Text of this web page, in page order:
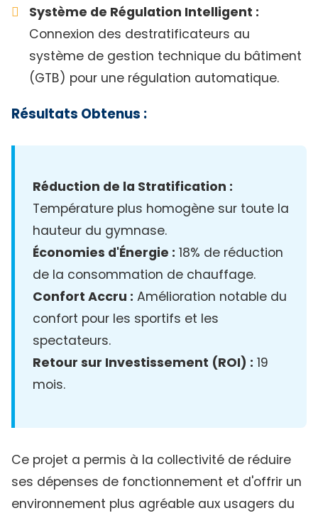
Système de Régulation Intelligent :
Connexion des destratificateurs au
système de gestion technique du bâtiment
(GTB) pour une régulation automatique.
Résultats Obtenus :
Réduction de la Stratification :
Température plus homogène sur toute la
hauteur du gymnase.
Économies d'Énergie : 18% de réduction
de la consommation de chauffage.
Confort Accru : Amélioration notable du
confort pour les sportifs et les
spectateurs.
Retour sur Investissement (ROI) : 19
mois.
Ce projet a permis à la collectivité de réduire
ses dépenses de fonctionnement et d'offrir un
environnement plus agréable aux usagers du